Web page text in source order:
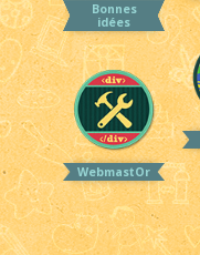
Bonnes
idées
WebmastOr